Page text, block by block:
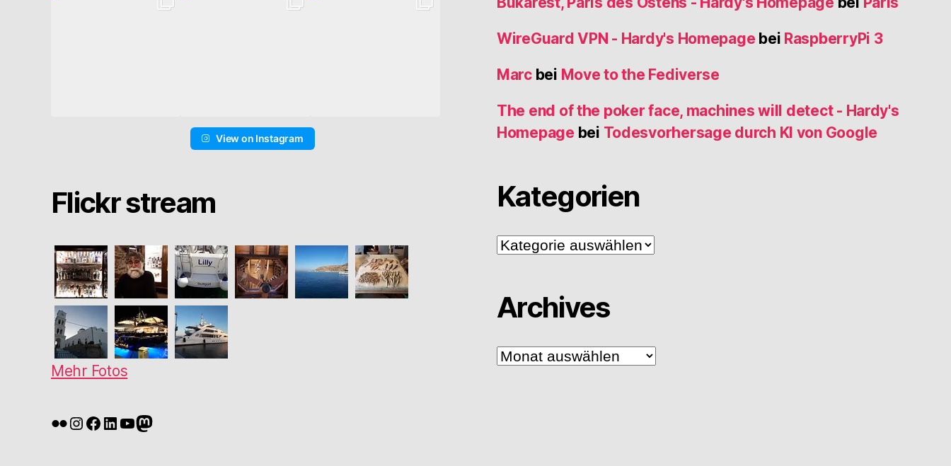
View on Instagram
Flickr stream
Mehr Fotos
Flickr
Instagram
Facebook
LinkedIn
YouTube
Mastodon
WireGuard VPN - Hardy's Homepage bei RaspberryPi 3
Marcbei Move to the Fediverse
The end of the poker face, machines will detect - Hardy's
Homepage bei Todesvorhersage durch KI von Google
Kategorien
Kategorien
Archives
Archives